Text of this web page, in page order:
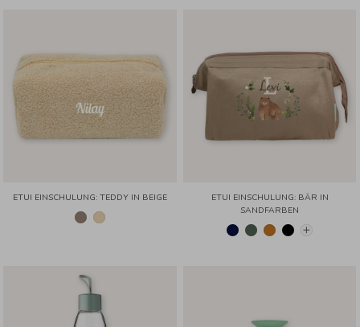
ETUI EINSCHULUNG: TEDDY IN BEIGE
ETUI EINSCHULUNG: BÄR IN
SANDFARBEN